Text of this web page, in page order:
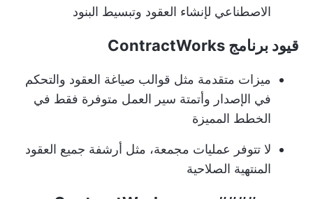
الاصطناعي لإنشاء العقود وتبسيط البنود
قيود برنامج ContractWorks
ميزات متقدمة مثل قوالب صياغة العقود والتحكم
في الإصدار وأتمتة سير العمل متوفرة فقط في
الخطط المميزة
لا تتوفر عمليات مجمعة، مثل أرشفة جميع العقود
المنتهية الصلاحية